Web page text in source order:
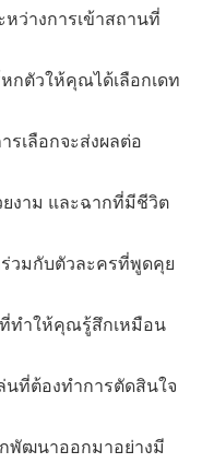
หว่างการเข้าสถานที่
กตัวให้คุณได้เลือกเดท
รเลือกจะส่งผลต่อ
งาม และฉากที่มีชีวิต
ร่วมกับตัวละครที่พูดคุย
ที่ทำให้คุณรู้สึกเหมือน
นที่ต้องทำการตัดสินใจ
พัฒนาออกมาอย่างมี